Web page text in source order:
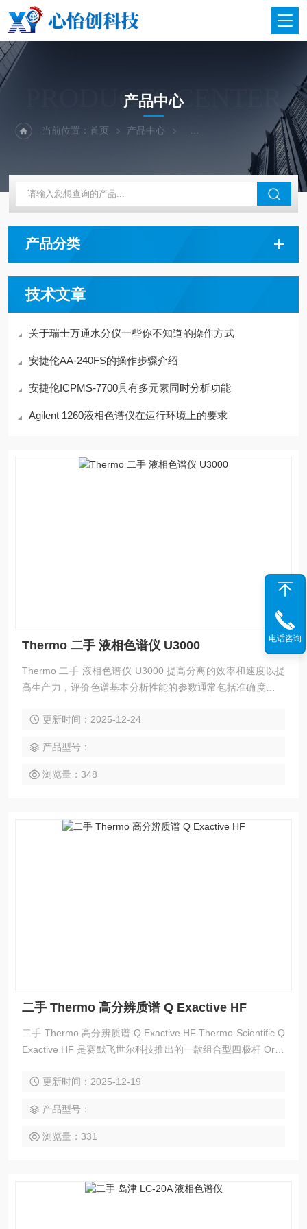
PRODUCTS CENTER
产品中心
当前位置：首页 产品中心 二手仪器-光谱-色谱-质谱
产品分类
技术文章
关于瑞士万通水分仪一些你不知道的操作方式
安捷伦AA-240FS的操作步骤介绍
安捷伦ICPMS-7700具有多元素同时分析功能
Agilent 1260液相色谱仪在运行环境上的要求
Thermo 二手 液相色谱仪 U3000
Thermo 二手 液相色谱仪 U3000 提高分离的效率和速度以提
高生产力，评价色谱基本分析性能的参数通常包括准确度、精
作的灵活性同样应成为评判系统参数的标准。UltiMate3000智
体性能显著提高。
更新时间：2025-12-24
产品型号：
浏览量：348
二手 Thermo 高分辨质谱 Q Exactive HF
二手 Thermo 高分辨质谱 Q Exactive HF Thermo Scientific Q
Exactive HF 是赛默飞世尔科技推出的一款组合型四极杆 Orbit
更新时间：2025-12-19
产品型号：
浏览量：331
电话咨询